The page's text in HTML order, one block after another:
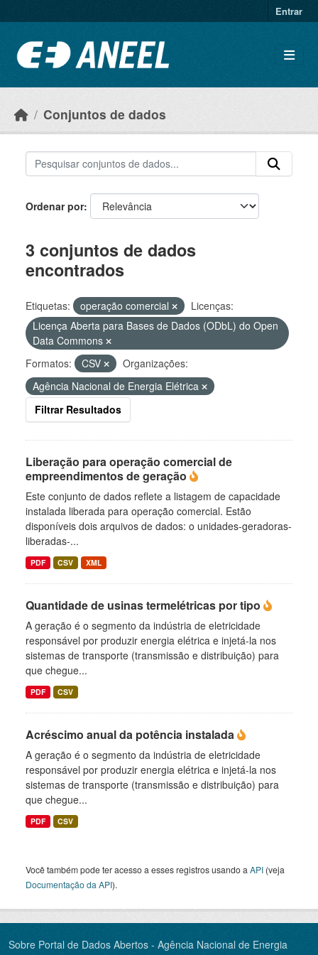
Entrar
Conjuntos de dados
Ordenar por
3 conjuntos de dados
encontrados
Etiquetas: operação comercial
Licenças:
Licença Aberta para Bases de Dados (ODbL) do Open
Data Commons
Formatos:
CSV
Organizações:
Agência Nacional de Energia Elétrica
Filtrar Resultados
Liberação para operação comercial de
empreendimentos de geração
Este conjunto de dados reflete a listagem de capacidade
instalada liberada para operação comercial. Estão
disponíveis dois arquivos de dados: o unidades-geradoras-
liberadas-...
PDF CSV XML
Quantidade de usinas termelétricas por tipo
A geração é o segmento da indústria de eletricidade
responsável por produzir energia elétrica e injetá-la nos
sistemas de transporte (transmissão e distribuição) para
que chegue...
PDF CSV
Acréscimo anual da potência instalada
A geração é o segmento da indústria de eletricidade
responsável por produzir energia elétrica e injetá-la nos
sistemas de transporte (transmissão e distribuição) para
que chegue...
PDF CSV
Você também pode ter acesso a esses registros usando a API (veja
Documentação da API).
Sobre Portal de Dados Abertos - Agência Nacional de Energia